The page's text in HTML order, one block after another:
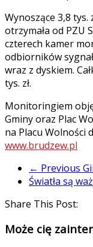
Wynoszące 3,8
otrzymała od PZU
czterech kamer
odbiorników
wraz z dyskiem.
tys. zł.
Monitoringiem
Gminy oraz Plac
na Placu
www.brudzew.pl
← Previous
Światła są
Share This Post:
Może cię